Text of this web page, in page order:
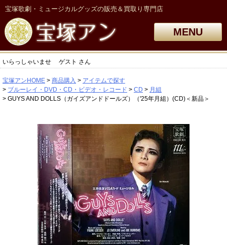
宝塚歌劇・ミュージカルグッズの販売＆買取り専門店
MENU
いらっしゃいませ ゲスト さん
宝塚アンHOME 商品購入
アイテムで探す
ブルーレイ・DVD・CD・ビデオ・レコード
CD
月組
GUYS AND DOLLS（ガイズアンドドールズ）（'25年月組）(CD)＜新品＞